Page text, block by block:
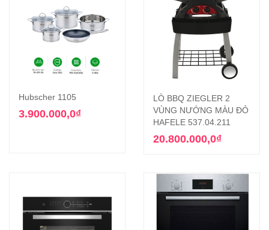
Hubscher 1105
3.900.000,0₫
LÒ BBQ ZIEGLER 2
VÙNG NƯỚNG MÀU ĐỎ
HAFELE 537.04.211
20.800.000,0₫